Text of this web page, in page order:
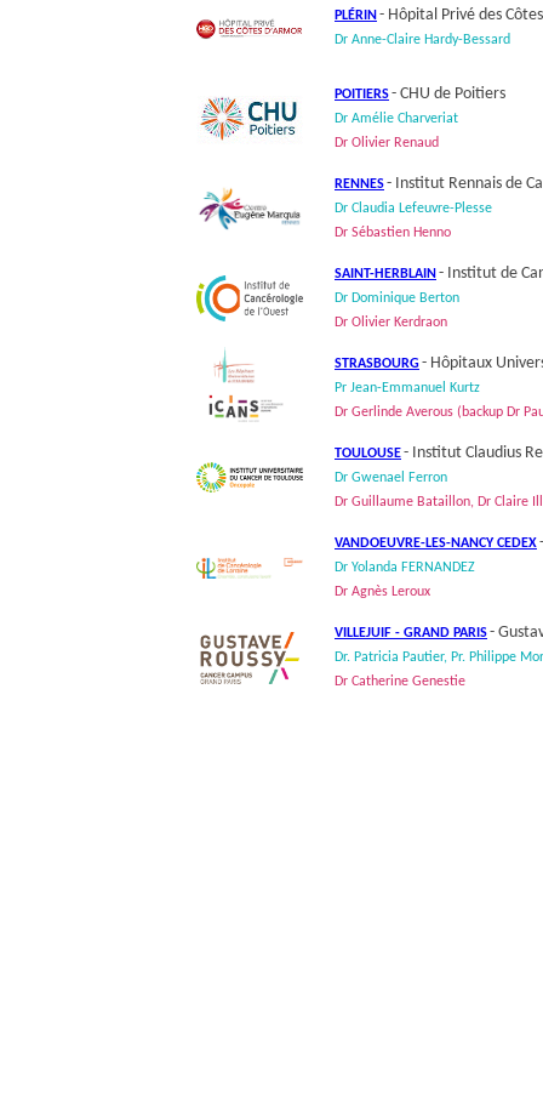
PLÉRIN - Hôpital Privé des
Dr Anne-Claire Hardy-Bessard
POITIERS- CHU de Poitiers
Dr Amélie Charveriat
Dr Olivier Renaud
RENNES- Institut Rennais de
Dr Claudia Lefeuvre-Plesse
Dr Sébastien Henno
SAINT-HERBLAIN - Institut de
Dr Dominique Berton
Dr Olivier Kerdraon
STRASBOURG- Hôpitaux
Pr Jean-Emmanuel Kurtz
Dr Gerlinde Averous (backup Dr
TOULOUSE- Institut Claudius
Dr Gwenael Ferron
Dr Guillaume Bataillon, Dr Claire
VANDOEUVRE-LES-NANCY CEDEX
Dr Yolanda FERNANDEZ
Dr Agnès Leroux
VILLEJUIF - GRAND PARIS-
Dr. Patricia Pautier, Pr. Philippe
Dr Catherine Genestie